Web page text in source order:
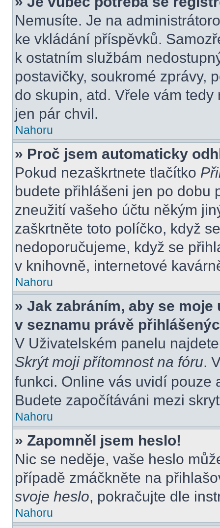
Nemusíte. Je na
ke vkládání příspěvků.
k ostatním službám
postavičky, soukromé zprávy,
do skupin, atd. Vřele vám
jen pár chvil.
Nahoru
» Proč jsem automaticky
Pokud nezaškrtnete tlačítko
budete přihlášeni jen po dobu
zneužití vašeho účtu někým
zaškrtněte toto políčko, když
nedoporučujeme, když se
v knihovně, internetové
Nahoru
» Jak zabráním, aby se
v seznamu právě
V Uživatelském panelu
Skrýt moji přítomnost na fóru.
funkci. Online vás uvidí pouze
Budete započítáváni mezi
Nahoru
» Zapomněl jsem heslo!
Nic se neděje, vaše heslo
případě zmáčkněte na
svoje heslo, pokračujte dle
Nahoru